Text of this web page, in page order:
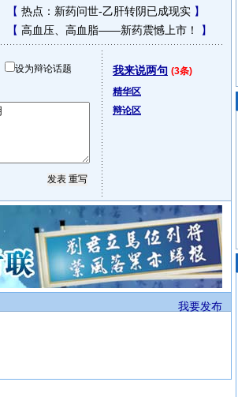
【 热点：新药问世-乙肝转阴已成现实】
【 高血压、高血脂——新药震憾上市！ 】
设为辩论话题 我来说两句 (3条)
精华区
辩论区
我要发布